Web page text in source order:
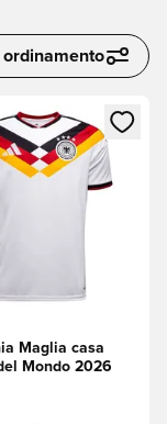
ordinamento
registrarsi come
finestra modale
Maglia casa
Mondo 2026